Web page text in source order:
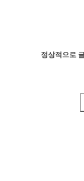
정상적으로